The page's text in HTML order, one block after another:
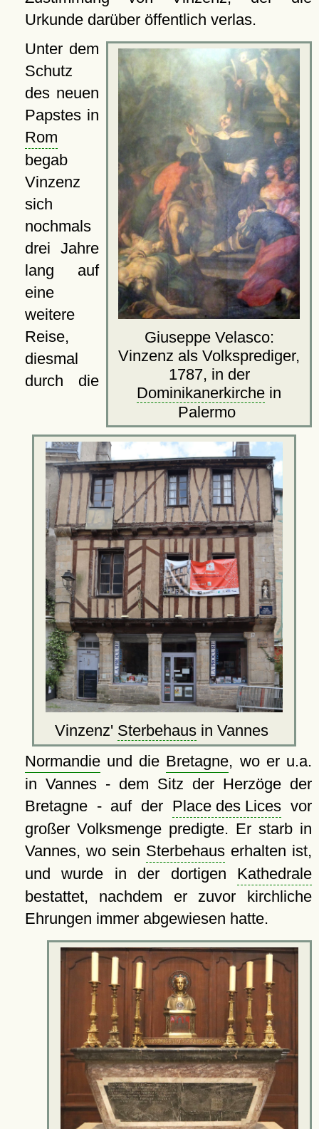
Urkunde darüber öffentlich verlas.
Giuseppe Velasco:
Vinzenz als Volksprediger,
1787, in der
Dominikanerkirche in
Palermo
Vinzenz' Sterbehaus in Vannes
Unter dem
Schutz
des neuen
Papstes in
Rom
begab
Vinzenz
sich
nochmals
drei Jahre
lang auf
eine
weitere
Reise,
diesmal
durch die
Normandieund die Bretagne, wo er u.a.
in Vannes - dem Sitz der Herzöge der
Bretagne - auf der Place des Lices vor
großer Volksmenge predigte. Er starb in
Vannes, wo sein Sterbehauserhalten ist,
und wurde in der dortigen Kathedrale
bestattet, nachdem er zuvor kirchliche
Ehrungen immer abgewiesen hatte.